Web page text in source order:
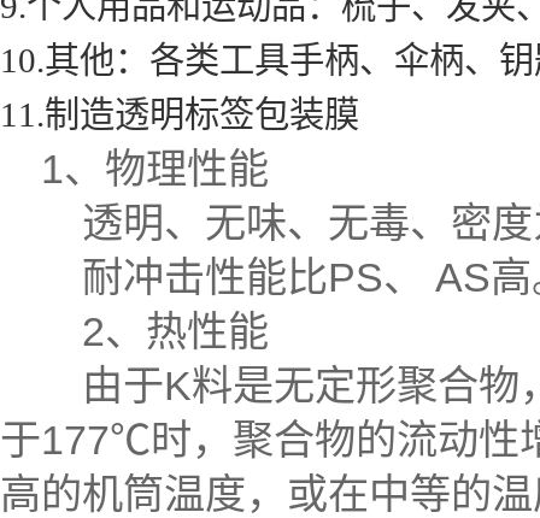
10.其他：各类工具手柄、伞柄、
11.制造透明标签包装膜
1、物理性能
透明、无味、无毒、密度
耐冲击性能比PS、 AS高
2、热性能
由于K料是无定形聚合物
于177℃时，聚合物的流动性
高的机筒温度，或在中等的